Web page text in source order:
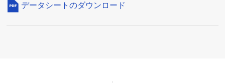
データシートのダウンロード